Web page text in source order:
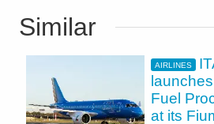
Similar
AIRLINES
Fuel
at its